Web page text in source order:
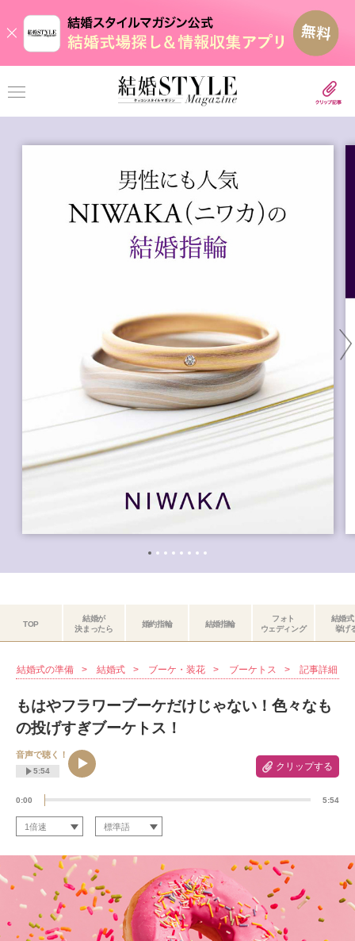
TOP
結婚が
決まったら
婚約指輪 結婚指輪
フォト
ウェディング
結婚
挙げ
結婚式の準備 結婚式 ブーケ・装花 ブーケトス 記事詳細
もはやフラワーブーケだけじゃない！色々なも
の投げすぎブーケトス！
クリップする
音声で聴く！
5:54
0:00 5:54